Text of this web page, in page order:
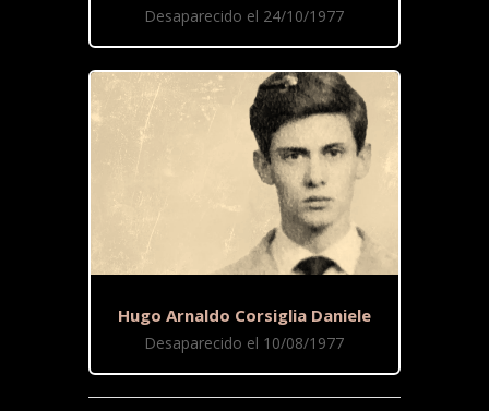
Desaparecido el 24/10/1977
Hugo Arnaldo Corsiglia Daniele
Desaparecido el 10/08/1977